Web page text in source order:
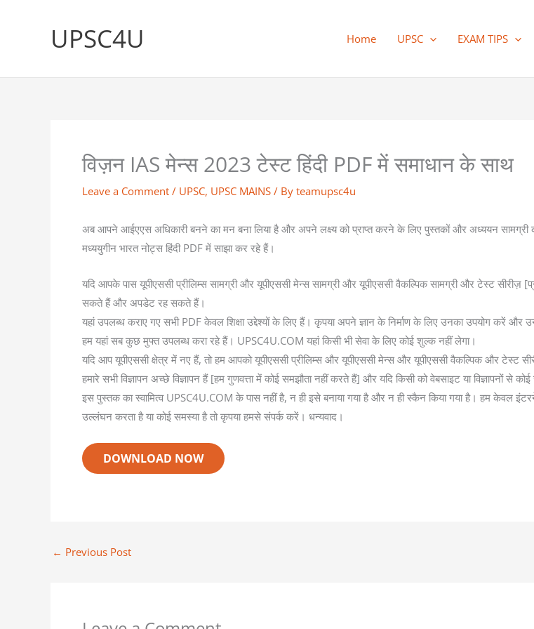
UPSC4U Home UPSC EXAM TIPS
विज़न IAS मेन्स 2023 टेस्ट हिंदी PDF में समाधान के साथ
Leave a Comment / UPSC, UPSC MAINS / By teamupsc4u
अब आपने आईएएस अधिकारी बनने का मन बना लिया है और अपने लक्ष्य को प्राप्त करने के लिए पुस्तकों और अध्ययन
मध्ययुगीन भारत नोट्स हिंदी PDF में साझा कर रहे हैं।
यदि आपके पास यूपीएससी प्रीलिम्स सामग्री और यूपीएससी मेन्स सामग्री और यूपीएससी वैकल्पिक सामग्री और टेस्ट
सकते हैं और अपडेट रह सकते हैं।
यहां उपलब्ध कराए गए सभी PDF केवल शिक्षा उद्देश्यों के लिए हैं। कृपया अपने ज्ञान के निर्माण के लिए उनका उपयोग करें
हम यहां सब कुछ मुफ्त उपलब्ध करा रहे हैं। UPSC4U.COM यहां किसी भी सेवा के लिए कोई शुल्क नहीं लेगा।
यदि आप यूपीएससी क्षेत्र में नए हैं, तो हम आपको यूपीएससी प्रीलिम्स और यूपीएससी मेन्स और यूपीएससी वैकल्पिक और टेस्ट
हमारे सभी विज्ञापन अच्छे विज्ञापन हैं [हम गुणवत्ता में कोई समझौता नहीं करते हैं] और यदि किसी को वेबसाइट या विज्ञापनों से
इस पुस्तक का स्वामित्व UPSC4U.COM के पास नहीं है, न ही इसे बनाया गया है और न ही स्कैन किया गया है। हम केवल
उल्लंघन करता है या कोई समस्या है तो कृपया हमसे संपर्क करें। धन्यवाद।
DOWNLOAD NOW
← Previous Post